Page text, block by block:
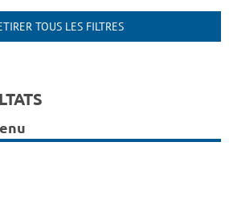
TOUS LES FILTRES